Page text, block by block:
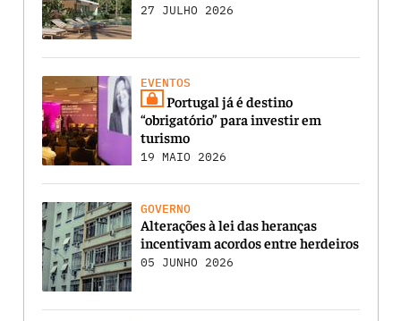
27 JULHO 2026
EVENTOS
Portugal já é destino
“obrigatório” para investir em
turismo
19 MAIO 2026
GOVERNO
Alterações à lei das heranças
incentivam acordos entre herdeiros
05 JUNHO 2026